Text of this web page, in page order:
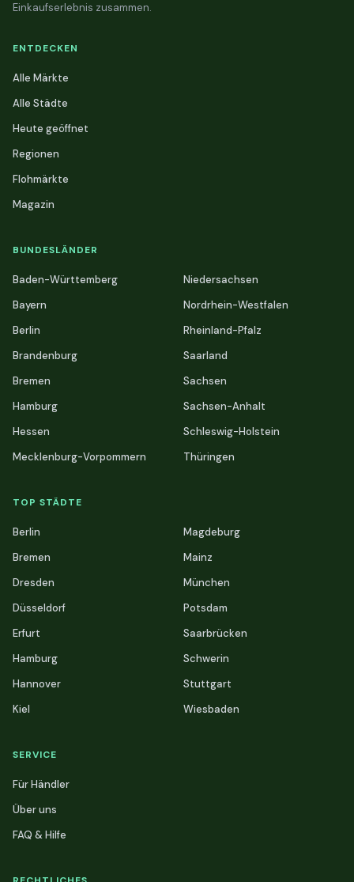
Einkaufserlebnis zusammen.
ENTDECKEN
Alle Märkte
Alle Städte
Heute geöffnet
Regionen
Flohmärkte
Magazin
BUNDESLÄNDER
Baden-Württemberg
Bayern
Berlin
Brandenburg
Bremen
Hamburg
Hessen
Mecklenburg-Vorpommern
Niedersachsen
Nordrhein-Westfalen
Rheinland-Pfalz
Saarland
Sachsen
Sachsen-Anhalt
Schleswig-Holstein
Thüringen
TOP STÄDTE
Berlin
Bremen
Dresden
Düsseldorf
Erfurt
Hamburg
Hannover
Kiel
Magdeburg
Mainz
München
Potsdam
Saarbrücken
Schwerin
Stuttgart
Wiesbaden
SERVICE
Für Händler
Über uns
FAQ & Hilfe